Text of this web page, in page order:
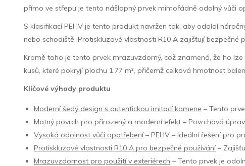
přímo ve střepu je tento nášlapný prvek mimořádně odolný vůči
S klasifikací PEI IV je tento produkt navržen tak, aby odolal
nebo schodiště. Protiskluzové vlastnosti R10 A zajišťují
Kromě toho je tento prvek mrazuvzdorný, což znamená, že ho
kusů, které pokryjí plochu 1,77 m², přičemž celková hmotnost
Klíčové výhody produktu
Moderní šedý design s autentickou imitací kamene – Tento
Matný povrch pro přirozený a moderní efekt – Povrchová
Vysoká odolnost vůči opotřebení– PEI IV – Ideální řešení pro
Protiskluzové vlastnosti R10 A pro bezpečné používání–
Mrazuvzdornost pro použití v exteriérech – Tento prvek je